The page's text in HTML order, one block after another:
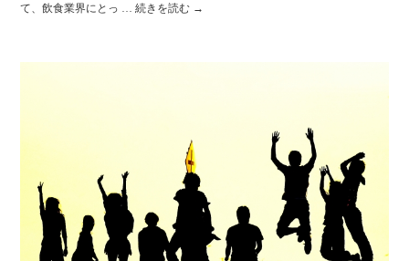
て、飲食業界にとっ … 続きを読む →